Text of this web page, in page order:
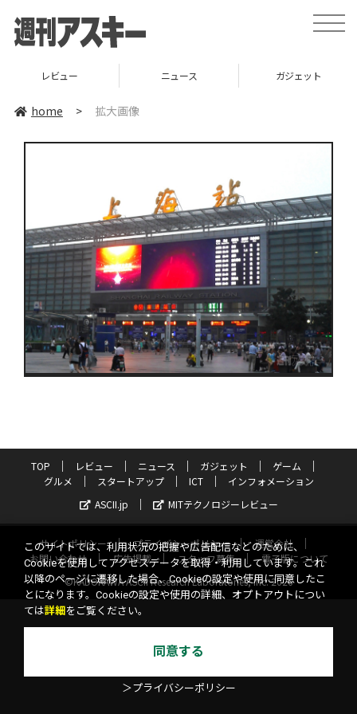
toggle
レビュー ニュース ガジェット
home > 拡大画像
TOP レビュー ニュース ガジェット
ゲーム
グルメ
スタートアップ ICT
インフォメーション
ASCII.jp
MITテクノロジーレビュー
サイトポリシー プライバシーポリシー
運営会社
お問い合わせ
広告掲載 スタッフ募集
電子版について
©KADOKAWA ASCII Research Laboratories, Inc. 2026
このサイトでは、利用状況の把握や広告配信などのために、
Cookieを使用してアクセスデータを取得・利用しています。これ
以降のページに遷移した場合、Cookieの設定や使用に同意したこ
とになります。Cookieの設定や使用の詳細、オプトアウトについ
ては詳細 をご覧ください。
同意する
＞プライバシーポリシー